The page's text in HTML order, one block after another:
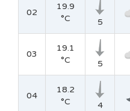
02
19.9
°C
5
03
19.1
°C
5
04
18.2
°C
4